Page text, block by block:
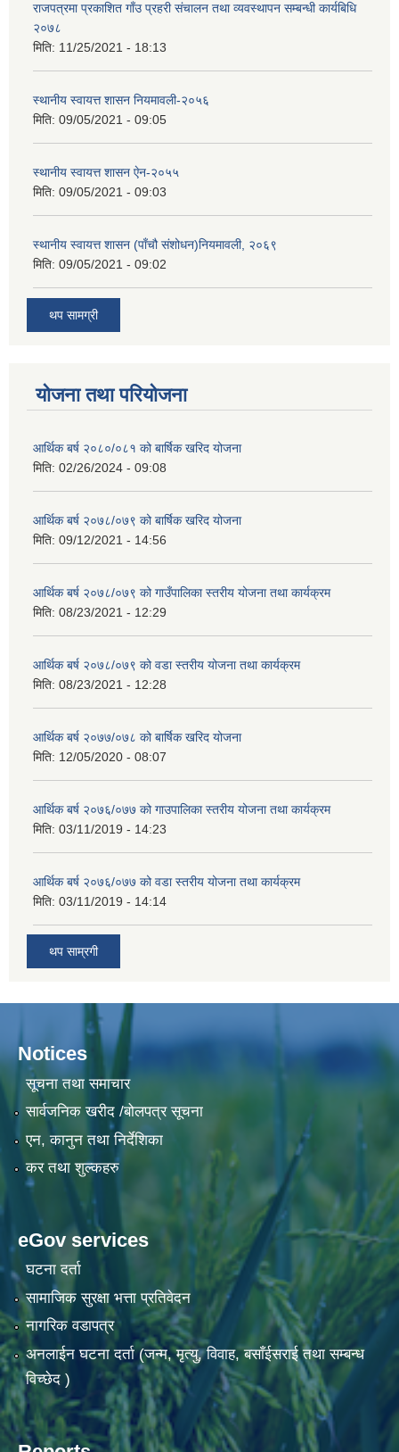
राजपत्रमा प्रकाशित गाँउ प्रहरी संचालन तथा व्यवस्थापन सम्बन्धी कार्यबिधि
२०७८
मिति: 11/25/2021 - 18:13
स्थानीय स्वायत्त शासन नियमावली-२०५६
मिति: 09/05/2021 - 09:05
स्थानीय स्वायत्त शासन ए‍ेन-२०५५
मिति: 09/05/2021 - 09:03
स्थानीय स्वायत्त शासन (पाँचौ संशोधन)नियमावली, २०६९
मिति: 09/05/2021 - 09:02
थप सामग्री
योजना तथा परियोजना
आर्थिक बर्ष २०८०/०८१ को बार्षिक खरिद योजना
मिति: 02/26/2024 - 09:08
आर्थिक बर्ष २०७८/०७९ को बार्षिक खरिद योजना
मिति: 09/12/2021 - 14:56
आर्थिक बर्ष २०७८/०७९ को गाउँपालिका स्तरीय योजना तथा कार्यक्रम
मिति: 08/23/2021 - 12:29
आर्थिक बर्ष २०७८/०७९ को वडा स्तरीय योजना तथा कार्यक्रम
मिति: 08/23/2021 - 12:28
आर्थिक बर्ष २०७७/०७८ को बार्षिक खरिद योजना
मिति: 12/05/2020 - 08:07
आर्थिक बर्ष २०७६/०७७ को गाउपालिका स्तरीय योजना तथा कार्यक्रम
मिति: 03/11/2019 - 14:23
आर्थिक बर्ष २०७६/०७७ को वडा स्तरीय योजना तथा कार्यक्रम
मिति: 03/11/2019 - 14:14
थप साम्रगी
Notices
सूचना तथा समाचार
सार्वजनिक खरीद /बोलपत्र सूचना
एन, कानुन तथा निर्देशिका
कर तथा शुल्कहरु
eGov services
घटना दर्ता
सामाजिक सुरक्षा भत्ता प्रतिवेदन
नागरिक वडापत्र
अनलाईन घटना दर्ता (जन्म, मृत्यु, विवाह, बसाँईसराई तथा सम्बन्ध
विच्छेद )